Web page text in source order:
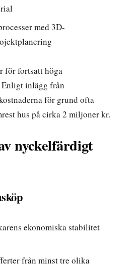
med 3D-
för fortsatt höga
Enligt inlägg från
för grund ofta
hus på cirka 2 miljoner kr.
nyckelfärdigt
ekonomiska stabilitet
från minst tre olika